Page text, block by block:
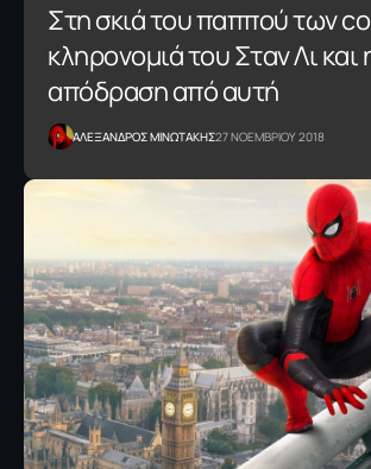
Στη σκιά του παππού των
κληρονομιά του Σταν Λι και
απόδραση από αυτή
ΑΛΕΞΑΝΔΡΟΣ ΜΙΝΩΤΑΚΗΣ27 ΝΟΕΜΒΡΙΟΥ 2018